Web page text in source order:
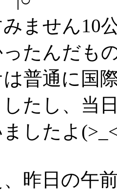
みません10
たんだも
普通に国
たし、当
したよ
昨日の午